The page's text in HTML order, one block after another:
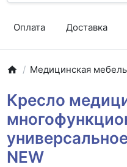
Оплата Доставка
Медицинская мебель
Кресло
NEW